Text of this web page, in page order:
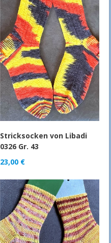
Stricksocken von Libadi
0326 Gr. 43
23,00 €